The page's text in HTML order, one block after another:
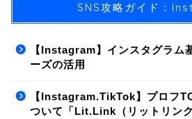
SNS攻略ガイド：
【Instagram】インスタグラム
ーズの活用
【Instagram.TikTok】プロフ
ついて「Lit.Link（リットリン